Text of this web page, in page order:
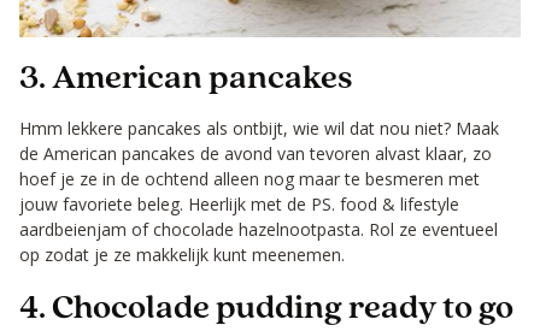
3. American pancakes
Hmm lekkere pancakes als ontbijt, wie wil dat nou niet? Maak
de American pancakes de avond van tevoren alvast klaar, zo
hoef je ze in de ochtend alleen nog maar te besmeren met
jouw favoriete beleg. Heerlijk met de PS. food & lifestyle
aardbeienjam of chocolade hazelnootpasta. Rol ze eventueel
op zodat je ze makkelijk kunt meenemen.
4. Chocolade pudding ready to go